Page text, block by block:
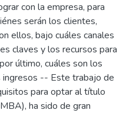
con la empresa, para
serán los clientes,
ellos, bajo cuáles canales
claves y los recursos para
último, cuáles son los
ingresos -- Este trabajo de
para optar al título
ha sido de gran